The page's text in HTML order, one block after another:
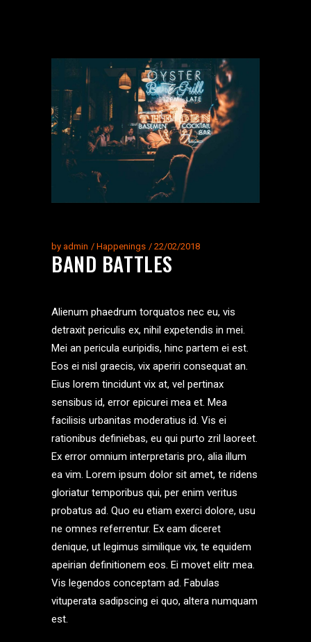
by admin Happenings 22/02/2018
BAND BATTLES
Alienum phaedrum torquatos nec eu, vis
detraxit periculis ex, nihil expetendis in mei.
Mei an pericula euripidis, hinc partem ei est.
Eos ei nisl graecis, vix aperiri consequat an.
Eius lorem tincidunt vix at, vel pertinax
sensibus id, error epicurei mea et. Mea
facilisis urbanitas moderatius id. Vis ei
rationibus definiebas, eu qui purto zril laoreet.
Ex error omnium interpretaris pro, alia illum
ea vim. Lorem ipsum dolor sit amet, te ridens
gloriatur temporibus qui, per enim veritus
probatus ad. Quo eu etiam exerci dolore, usu
ne omnes referrentur. Ex eam diceret
denique, ut legimus similique vix, te equidem
apeirian definitionem eos. Ei movet elitr mea.
Vis legendos conceptam ad. Fabulas
vituperata sadipscing ei quo, altera numquam
est.